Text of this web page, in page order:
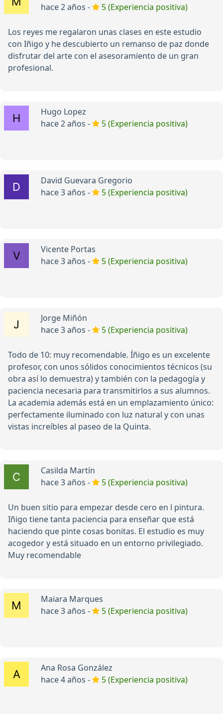
hace 2 años -
5 (Experiencia positiva)
Los reyes me regalaron unas clases en este estudio
con Iñigo y he descubierto un remanso de paz donde
disfrutar del arte con el asesoramiento de un gran
profesional.
Hugo Lopez
hace 2 años -
5 (Experiencia positiva)
David Guevara Gregorio
hace 3 años -
5 (Experiencia positiva)
Vicente Portas
hace 3 años -
5 (Experiencia positiva)
Jorge Miñón
hace 3 años -
5 (Experiencia positiva)
Todo de 10: muy recomendable. Íñigo es un excelente
profesor, con unos sólidos conocimientos técnicos (su
obra así lo demuestra) y también con la pedagogía y
paciencia necesaria para transmitirlos a sus alumnos.
La academia además está en un emplazamiento único:
perfectamente iluminado con luz natural y con unas
vistas increíbles al paseo de la Quinta.
Casilda Martín
hace 3 años -
5 (Experiencia positiva)
Un buen sitio para empezar desde cero en l pintura.
Iñigo tiene tanta paciencia para enseñar que está
haciendo que pinte cosas bonitas. El estudio es muy
acogedor y está situado en un entorno privilegiado.
Muy recomendable
Maiara Marques
hace 3 años -
5 (Experiencia positiva)
Ana Rosa González
hace 4 años -
5 (Experiencia positiva)